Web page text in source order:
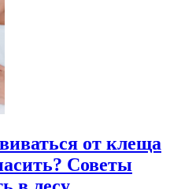
от клеща
Советы